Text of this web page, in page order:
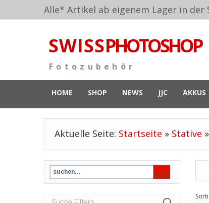
Alle* Artikel ab eigenem Lager in der
S W I S SPHOTOSHOP
F o t o z u b e h ö r
HOME SHOP NEWS JJC AKKUS
Aktuelle Seite: Startseite » Stative »